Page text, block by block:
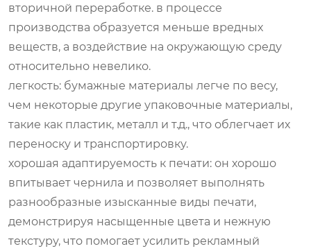
вторичной переработке. в процессе
производства образуется меньше вредных
веществ, а воздействие на окружающую среду
относительно невелико.
легкость: бумажные материалы легче по весу,
чем некоторые другие упаковочные материалы,
такие как пластик, металл и т.д., что облегчает их
переноску и транспортировку.
хорошая адаптируемость к печати: он хорошо
впитывает чернила и позволяет выполнять
разнообразные изысканные виды печати,
демонстрируя насыщенные цвета и нежную
текстуру, что помогает усилить рекламный